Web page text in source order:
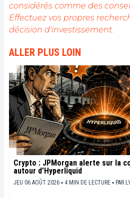
considérés comme des
Effectuez vos propres
décision d'investissement.
ALLER PLUS LOIN
Crypto : JPMorgan alerte sur la
autour d’Hyperliquid
JEU 06 AOÛT 2026 ▪ 4 MIN DE LECTURE ▪ PAR